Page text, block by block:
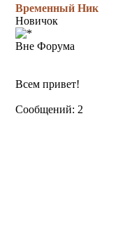
Временный Ник
Новичок
Вне Форума
Всем привет!
Сообщений: 2